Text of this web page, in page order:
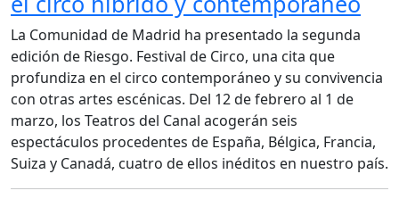
La Comunidad de Madrid ha presentado la segunda
edición de Riesgo. Festival de Circo, una cita que
profundiza en el circo contemporáneo y su convivencia
con otras artes escénicas. Del 12 de febrero al 1 de
marzo, los Teatros del Canal acogerán seis
espectáculos procedentes de España, Bélgica, Francia,
Suiza y Canadá, cuatro de ellos inéditos en nuestro país.